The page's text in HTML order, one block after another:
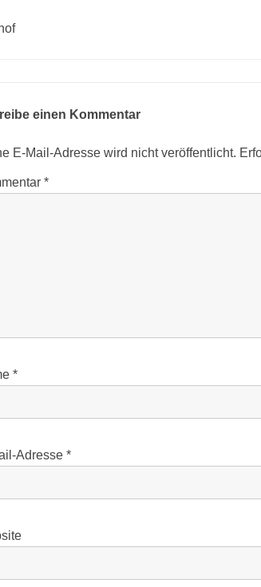
einen Kommentar
E-Mail-Adresse wird nicht veröffentlicht.
*
*
Adresse *